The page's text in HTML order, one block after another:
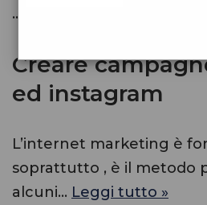
…
Creare
ed instagram
L’internet marketing è
soprattutto , è il metodo
alcuni… Leggi tutto »